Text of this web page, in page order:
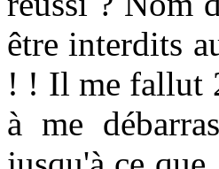
être interdits
! ! Il me fallut
à me